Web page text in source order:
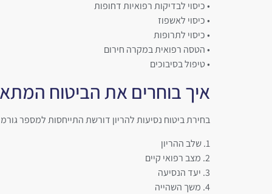
• כיסוי לבדיקות רפואיות דחופות
• כיסוי לאשפוז
• כיסוי לתרופות
• הטסה רפואית במקרה חירום
• טיפול בסיבוכים
איך בוחרים את הביטוח
בחירת ביטוח נסיעות להריון דורשת התייחסות למספר
1. שלב ההריון
2. מצב רפואי קיים
3. יעד הנסיעה
4. משך השהייה